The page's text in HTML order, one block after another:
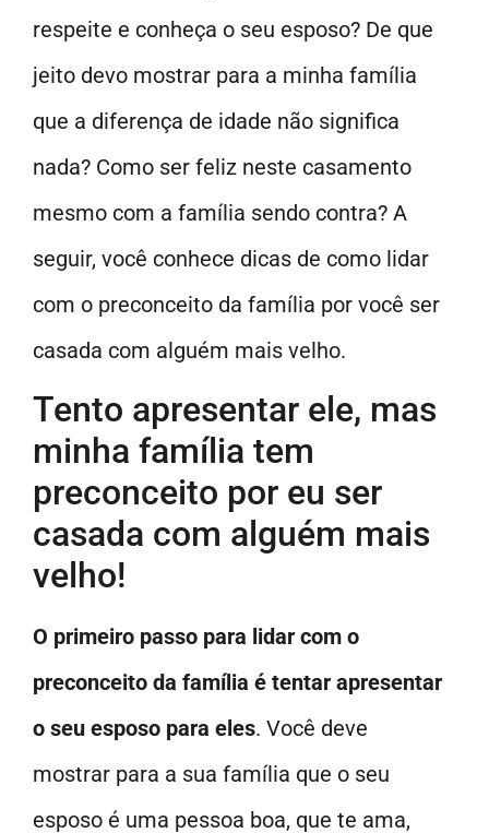
respeite e conheça o seu esposo? De que
jeito devo mostrar para a minha família
que a diferença de idade não significa
nada? Como ser feliz neste casamento
mesmo com a família sendo contra? A
seguir, você conhece dicas de como lidar
com o preconceito da família por você ser
casada com alguém mais velho.
Tento apresentar ele, mas
minha família tem
preconceito por eu ser
casada com alguém mais
velho!
O primeiro passo para lidar com o
preconceito da família é tentar apresentar
o seu esposo para eles. Você deve
mostrar para a sua família que o seu
esposo é uma pessoa boa, que te ama,